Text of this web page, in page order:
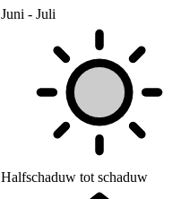
Juni - Juli
Halfschaduw tot schaduw